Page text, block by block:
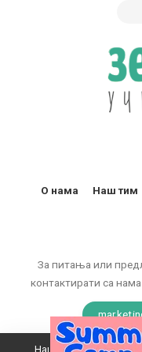
За питања или
контактирати са
О нама Наш тим
Наш вебсајт користи